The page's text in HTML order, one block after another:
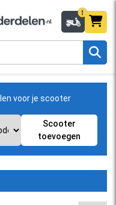
voor je scooter
Scooter
toevoegen